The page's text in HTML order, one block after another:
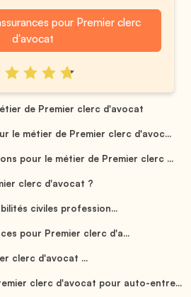
pour Premier clerc
d'avocat
de Premier clerc d'avocat
le métier de Premier clerc d'avoc...
pour le métier de Premier clerc ...
clerc d'avocat ?
civiles profession...
pour Premier clerc d'a...
clerc d'avocat ...
clerc d'avocat pour auto-entre...